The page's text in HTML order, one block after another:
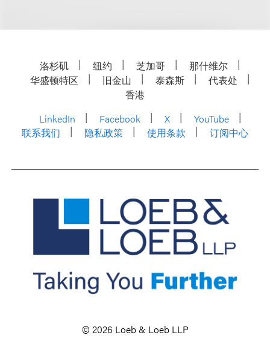
洛杉矶 纽约 芝加哥
那什维尔
华盛顿特区
旧金山 泰森斯
代表处
香港
LinkedIn
Facebook X
YouTube
联系我们
隐私政策 使用条款 订阅中心
© 2026 Loeb & Loeb LLP